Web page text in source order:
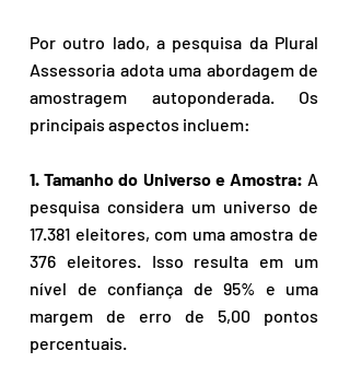
Por outro lado, a pesquisa da Plural
Assessoria adota uma abordagem de
amostragem autoponderada. Os
principais aspectos incluem:
1. Tamanho do Universo e Amostra: A
pesquisa considera um universo de
17.381 eleitores, com uma amostra de
376 eleitores. Isso resulta em um
nível de confiança de 95% e uma
margem de erro de 5,00 pontos
percentuais.